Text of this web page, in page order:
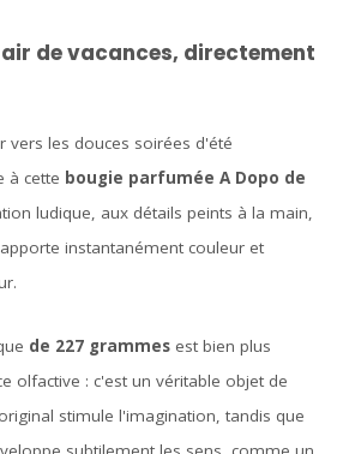
de vacances, directement
vers les douces soirées d'été
à cette bougie parfumée A Dopo de
ludique, aux détails peints à la main,
instantanément couleur et
de 227 grammes est bien plus
olfactive : c'est un véritable objet de
stimule l'imagination, tandis que